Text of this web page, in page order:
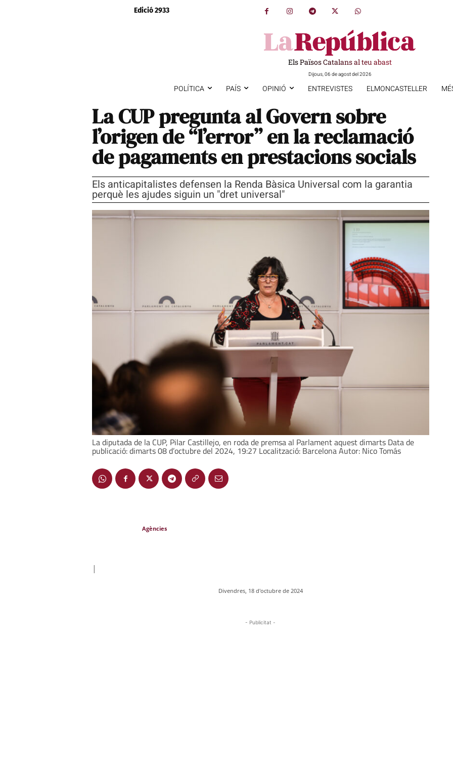
Edició 2933
Els Països Catalans al teu abast
Dijous, 06 de agost del 2026
POLÍTICA PAÍS OPINIÓ ENTREVISTES ELMONCASTELLER
La CUP pregunta al Govern sobre
l’origen de “l’error” en la reclamació
de pagaments en prestacions socials
Els anticapitalistes defensen la Renda Bàsica Universal com la garantia
perquè les ajudes siguin un "dret universal"
La diputada de la CUP, Pilar Castillejo, en roda de premsa al Parlament aquest dimarts Data de
publicació: dimarts 08 d’octubre del 2024, 19:27 Localització: Barcelona Autor: Nico Tomás
Agències
|
Divendres, 18 d'octubre de 2024
- Publicitat -